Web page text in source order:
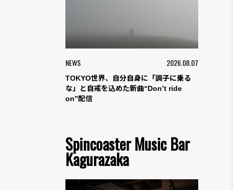
NEWS 2026.08.07
TOKYO世界、自分自身に「調子に乗る
な」と自戒を込めた新曲“Don’t ride
on”配信
Spincoaster Music Bar
Kagurazaka